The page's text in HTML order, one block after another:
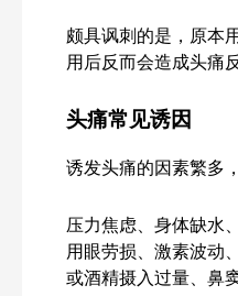
颇具讽刺的是，原本
用后反而会造成头痛
头痛常见诱因
诱发头痛的因素繁多
压力焦虑、身体缺水
用眼劳损、激素波动
或酒精摄入过量、鼻